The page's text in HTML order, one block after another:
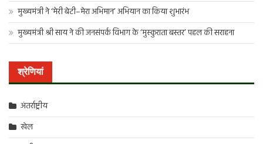
मुख्यमंत्री ने ‘मेरी बेटी–मेरा अभिमान’ अभियान का किया शुभारंभ
मुख्यमंत्री श्री साय ने की जनसंपर्क विभाग के ‘मुस्कुराता बस्तर’ पहल की सराहना
श्रेणियां
अंतर्राष्ट्रीय
खेल